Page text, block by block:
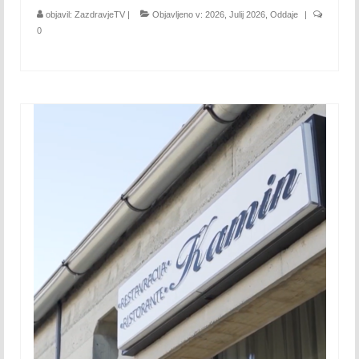
November 2021
December 2021
Januar 2022
Februar 2022
Marec 2022
April 2022
Maj 2022
objavil: ZazdravjeTV | Objavljeno v: 2026 Julij 2026 Oddaje
|
0